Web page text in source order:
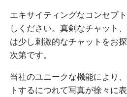
エキサイティングなコンセプ
しください。真剣なチャット
は少し刺激的なチャットをお
次第です。
当社のユニークな機能により
トするにつれて写真が徐々に